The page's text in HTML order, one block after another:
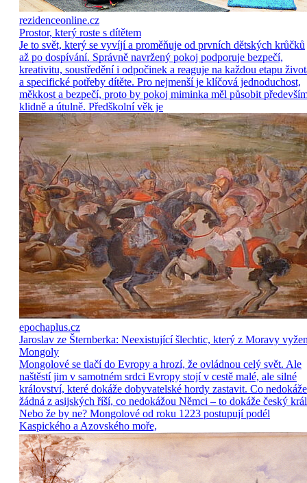
rezidenceonline.cz
Prostor, který roste s dítětem
Je to svět, který se vyvíjí a proměňuje od prvních dětských krůčků
až po dospívání. Správně navržený pokoj podporuje bezpečí,
kreativitu, soustředění i odpočinek a reaguje na každou etapu
a specifické potřeby dítěte. Pro nejmenší je klíčová jednoduchost,
měkkost a bezpečí, proto by pokoj miminka měl působit
klidně a útulně. Předškolní věk je
epochaplus.cz
Jaroslav ze Šternberka: Neexistující šlechtic, který z Moravy
Mongoly
Mongolové se tlačí do Evropy a hrozí, že ovládnou celý svět. Ale
naštěstí jim v samotném srdci Evropy stojí v cestě malé, ale silné
království, které dokáže dobyvatelské hordy zastavit. Co nedokáže
žádná z asijských říší, co nedokážou Němci – to dokáže český
Nebo že by ne? Mongolové od roku 1223 postupují podél
Kaspického a Azovského moře,